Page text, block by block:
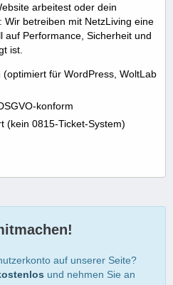
arbeitest oder dein
betreiben mit NetzLiving eine
auf Performance, Sicherheit und
ist.
für WordPress, WoltLab
konform
(kein 0815-Ticket-System)
auf unserer Seite?
und nehmen Sie an